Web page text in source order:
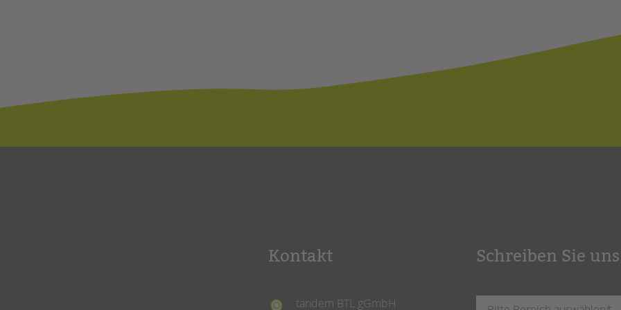
Kontakt
tandem BTL gGmbH
Schreiben Sie